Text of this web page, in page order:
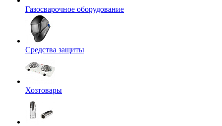
Газосварочное оборудование
Средства защиты
Хозтовары